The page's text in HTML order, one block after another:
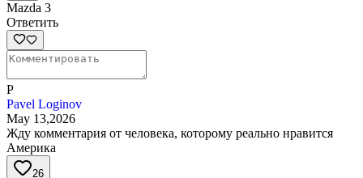
Mazda 3
Ответить
P
Pavel Loginov
May 13,2026
Жду комментария от человека, которому реально нравится
Америка
26